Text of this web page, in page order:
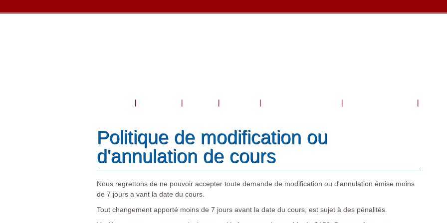
Politique de modification ou
d'annulation de cours
Nous regrettons de ne pouvoir accepter toute demande de modification ou d'annulation émise moins
de 7 jours a vant la date du cours.
Tout changement apporté moins de 7 jours avant la date du cours, est sujet à des pénalités.